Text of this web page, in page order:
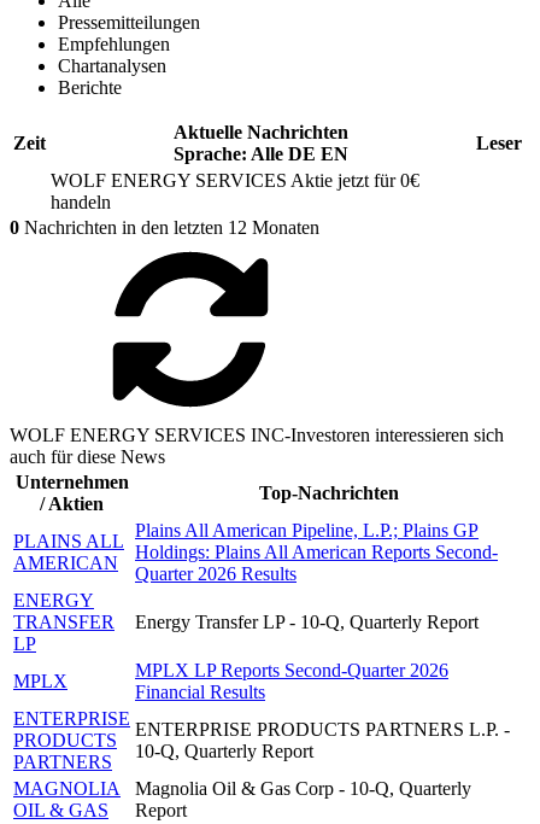
Pressemitteilungen
Empfehlungen
Chartanalysen
Berichte
Zeit
Aktuelle Nachrichten
Sprache: Alle DE EN
Leser
WOLF ENERGY SERVICES Aktie jetzt für 0€
handeln
0 Nachrichten in den letzten 12 Monaten
WOLF ENERGY SERVICES INC-Investoren interessieren sich
auch für diese News
Unternehmen
/ Aktien
Top-Nachrichten
PLAINS ALL
AMERICAN
Plains All American Pipeline, L.P.; Plains GP
Holdings: Plains All American Reports Second-
Quarter 2026 Results
ENERGY
TRANSFER
LP
Energy Transfer LP - 10-Q, Quarterly Report
MPLX
MPLX LP Reports Second-Quarter 2026
Financial Results
ENTERPRISE
PRODUCTS
PARTNERS
ENTERPRISE PRODUCTS PARTNERS L.P. -
10-Q, Quarterly Report
MAGNOLIA
OIL & GAS
Magnolia Oil & Gas Corp - 10-Q, Quarterly
Report